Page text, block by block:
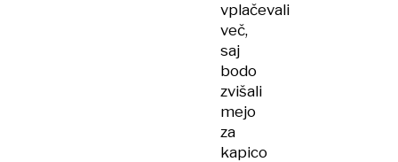
vplačevali
več,
saj
bodo
zvišali
mejo
za
kapico